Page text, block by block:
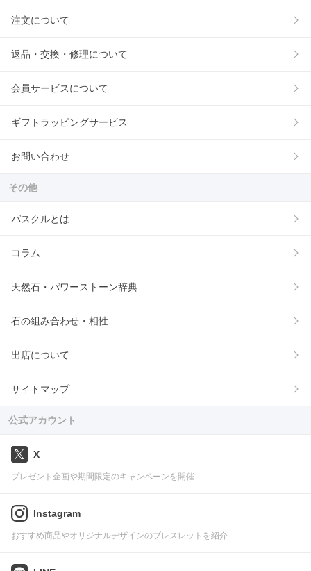
注文について
返品・交換・修理について
会員サービスについて
ギフトラッピングサービス
お問い合わせ
その他
パスクルとは
コラム
天然石・パワーストーン辞典
石の組み合わせ・相性
出店について
サイトマップ
公式アカウント
X
プレゼント企画や期間限定のキャンペーンを開催
Instagram
おすすめ商品やオリジナルデザインのブレスレットを紹介